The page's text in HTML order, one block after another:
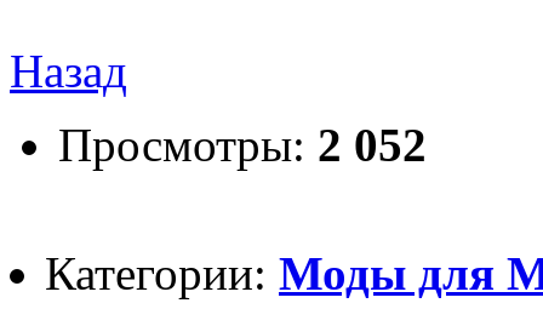
Назад
Просмотры: 2 052
Категории: Моды для